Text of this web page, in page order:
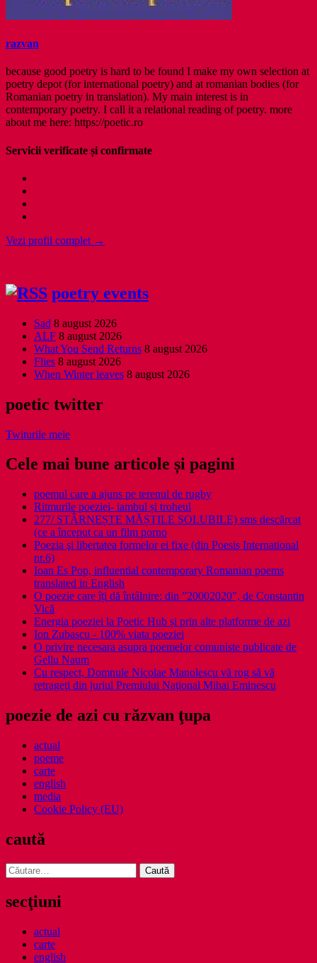
razvan
because good poetry is hard to be found I make my own selection at
poetry depot (for international poetry) and at romanian bodies (for
Romanian poetry in translation). My main interest is in
contemporary poetry. I call it a relational reading of poetry. more
about me here: https://poetic.ro
Servicii verificate și confirmate
Vezi profil complet →
poetry events
Sad 8 august 2026
ALF 8 august 2026
What You Send Returns 8 august 2026
Flies 8 august 2026
When Winter leaves 8 august 2026
poetic twitter
Twiturile mele
Cele mai bune articole și pagini
poemul care a ajuns pe terenul de rugby
Ritmurile poeziei- iambul și troheul
277/ STÂRNEȘTE MĂȘTILE SOLUBILE) sms descărcat
(ce a început ca un film porno
Poezia şi libertatea formelor ei fixe (din Poesis International
nr.6)
Ioan Es Pop, influential contemporary Romanian poems
translated in English
O poezie care îți dă întâlnire: din ”20002020”, de Constantin
Vică
Energia poeziei la Poetic Hub și prin alte platforme de azi
Ion Zubascu - 100% viata poeziei
O privire necesara asupra poemelor comuniste publicate de
Gellu Naum
Cu respect, Domnule Nicolae Manolescu vă rog să vă
retrageţi din juriul Premiului Naţional Mihai Eminescu
poezie de azi cu răzvan ţupa
actual
poeme
carte
english
media
Cookie Policy (EU)
caută
Caută
după:
secţiuni
actual
carte
english